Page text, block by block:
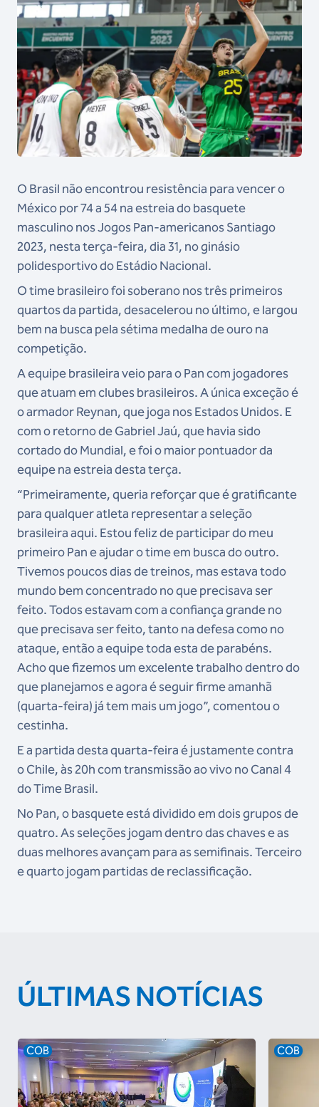
O Brasil não encontrou resistência para vencer o
México por 74 a 54 na estreia do basquete
masculino nos Jogos Pan-americanos Santiago
2023, nesta terça-feira, dia 31, no ginásio
polidesportivo do Estádio Nacional.
O time brasileiro foi soberano nos três primeiros
quartos da partida, desacelerou no último, e largou
bem na busca pela sétima medalha de ouro na
competição.
A equipe brasileira veio para o Pan com jogadores
que atuam em clubes brasileiros. A única exceção é
o armador Reynan, que joga nos Estados Unidos. E
com o retorno de Gabriel Jaú, que havia sido
cortado do Mundial, e foi o maior pontuador da
equipe na estreia desta terça.
“Primeiramente, queria reforçar que é gratificante
para qualquer atleta representar a seleção
brasileira aqui. Estou feliz de participar do meu
primeiro Pan e ajudar o time em busca do outro.
Tivemos poucos dias de treinos, mas estava todo
mundo bem concentrado no que precisava ser
feito. Todos estavam com a confiança grande no
que precisava ser feito, tanto na defesa como no
ataque, então a equipe toda esta de parabéns.
Acho que fizemos um excelente trabalho dentro do
que planejamos e agora é seguir firme amanhã
(quarta-feira) já tem mais um jogo”, comentou o
cestinha.
E a partida desta quarta-feira é justamente contra
o Chile, às 20h com transmissão ao vivo no Canal 4
do Time Brasil.
No Pan, o basquete está dividido em dois grupos de
quatro. As seleções jogam dentro das chaves e as
duas melhores avançam para as semifinais. Terceiro
e quarto jogam partidas de reclassificação.
ÚLTIMAS NOTÍCIAS
COB COB